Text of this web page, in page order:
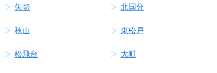
矢切 北国分
秋山 東松戸
松飛台 大町